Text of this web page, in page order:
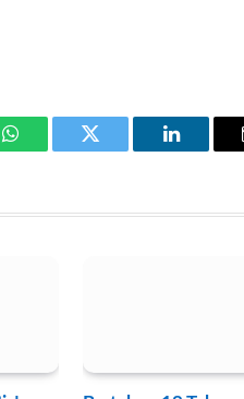
WhatsAppTwitter LinkedIn